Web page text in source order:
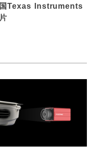
Texas Instruments